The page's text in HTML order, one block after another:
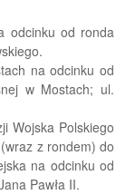
od ronda
na odcinku od
w Mostach; ul.
Wojska Polskiego
z rondem) do
na odcinku od
Pawła II.